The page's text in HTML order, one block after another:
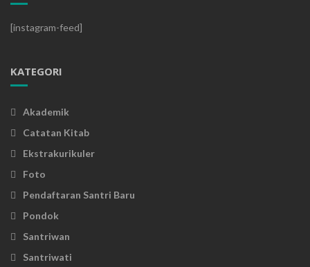
[instagram-feed]
KATEGORI
Akademik
Catatan Kitab
Ekstrakurikuler
Foto
Pendaftaran Santri Baru
Pondok
Santriwan
Santriwati